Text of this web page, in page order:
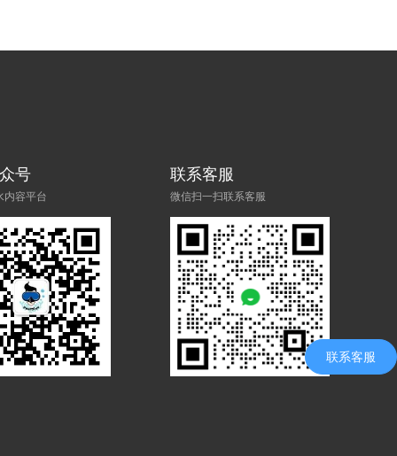
号
内容平台
联系客服
微信扫一扫联系客服
联系客服